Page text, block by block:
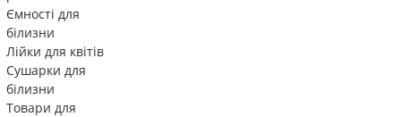
Ємності для
білизни
Лійки для квітів
Сушарки для
білизни
Товари для